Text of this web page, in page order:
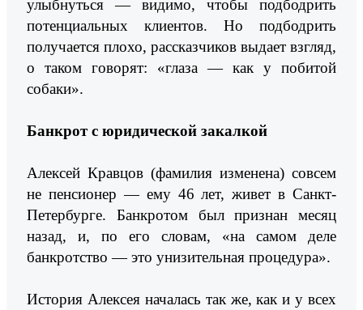
улыбнуться — видимо, чтобы подбодрить
потенциальных клиентов. Но подбодрить
получается плохо, рассказчиков выдает взгляд,
о таком говорят: «глаза — как у побитой
собаки».
Банкрот с юридической закалкой
Алексей Кравцов (фамилия изменена) совсем
не пенсионер — ему 46 лет, живет в Санкт-
Петербурге. Банкротом был признан месяц
назад, и, по его словам, «на самом деле
банкротство — это унизительная процедура».
История Алексея началась так же, как и у всех